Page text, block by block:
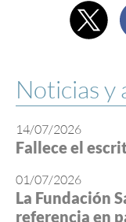
Noticias y
14/07/2026
Fallece el
01/07/2026
La Fundación
referencia en